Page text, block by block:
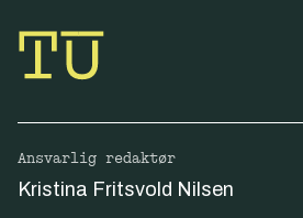
Ansvarlig redaktør
Kristina Fritsvold Nilsen